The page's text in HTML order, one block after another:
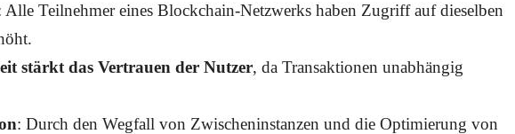
Alle Teilnehmer eines Blockchain-Netzwerks haben Zugriff auf dieselben
stärkt das Vertrauen der Nutzer, da Transaktionen unabhängig
: Durch den Wegfall von Zwischeninstanzen und die Optimierung von